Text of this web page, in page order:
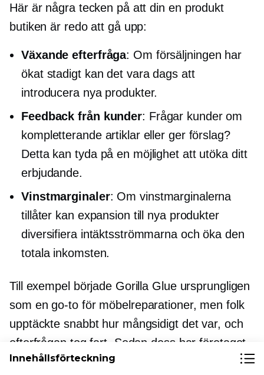
Här är några tecken på att din en produkt
butiken är redo att gå upp:
Växande efterfråga: Om försäljningen har
ökat stadigt kan det vara dags att
introducera nya produkter.
Feedback från kunder: Frågar kunder om
kompletterande artiklar eller ger förslag?
Detta kan tyda på en möjlighet att utöka ditt
erbjudande.
Vinstmarginaler: Om vinstmarginalerna
tillåter kan expansion till nya produkter
diversifiera intäktsströmmarna och öka den
totala inkomsten.
Till exempel började Gorilla Glue ursprungligen
som engo-toför möbelreparationer, men folk
upptäckte snabbt hur mångsidigt det var, och
efterfrågan tog fart. Sedan dess har företaget
utökat sitt produktsortiment till att omfatta alla
Innehållsförteckning